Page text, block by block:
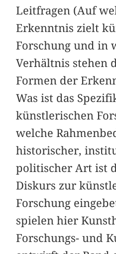
Leitfragen (Auf
Erkenntnis zielt
Forschung und in
Verhältnis stehen
Formen der
Was ist das
künstlerischen
welche
historischer,
politischer Art ist
Diskurs zur
Forschung
spielen hier
Forschungs- und